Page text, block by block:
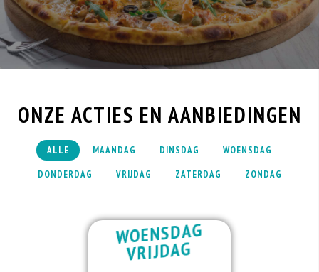
ONZE ACTIES EN AANBIEDINGEN
ALLE MAANDAG DINSDAG
WOENSDAG
DONDERDAG
VRIJDAG ZATERDAG ZONDAG
WOENSDAG
VRIJDAG